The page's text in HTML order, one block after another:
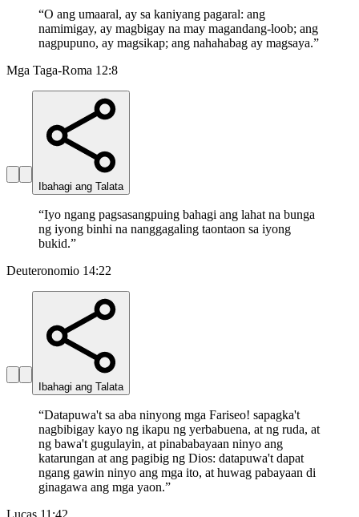
“O ang umaaral, ay sa kaniyang pagaral: ang
namimigay, ay magbigay na may magandang-loob; ang
nagpupuno, ay magsikap; ang nahahabag ay magsaya.”
Mga Taga-Roma 12:8
Ibahagi ang Talata
“Iyo ngang pagsasangpuing bahagi ang lahat na bunga
ng iyong binhi na nanggagaling taontaon sa iyong
bukid.”
Deuteronomio 14:22
Ibahagi ang Talata
“Datapuwa't sa aba ninyong mga Fariseo! sapagka't
nagbibigay kayo ng ikapu ng yerbabuena, at ng ruda, at
ng bawa't gugulayin, at pinababayaan ninyo ang
katarungan at ang pagibig ng Dios: datapuwa't dapat
ngang gawin ninyo ang mga ito, at huwag pabayaan di
ginagawa ang mga yaon.”